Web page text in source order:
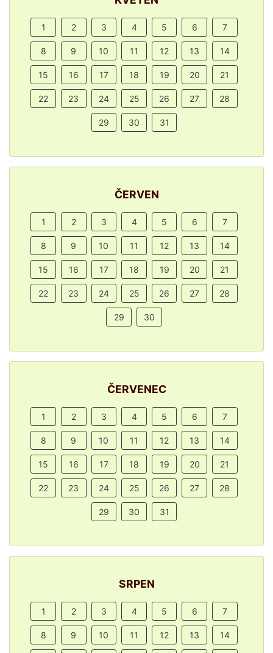
1 2 3 4 5 6 7
8 9 10 11 12 13 14
15 16 17 18 19 20 21
22 23 24 25 26 27 28
29 30 31
ČERVEN
1 2 3 4 5 6 7
8 9 10 11 12 13 14
15 16 17 18 19 20 21
22 23 24 25 26 27 28
29 30
ČERVENEC
1 2 3 4 5 6 7
8 9 10 11 12 13 14
15 16 17 18 19 20 21
22 23 24 25 26 27 28
29 30 31
SRPEN
1 2 3 4 5 6 7
8 9 10 11 12 13 14